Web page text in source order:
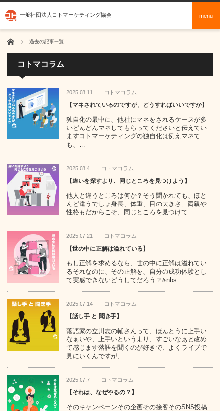
一般社団法人コトマーケティング協会 menu
ホーム 過去の記事一覧
コトマコラム
2025.08.11 コトマコラム
【マネされているのですが、どうすればいいですか】
独自化の最中に、他社にマネをされるケースが多
いどんどんマネしてもらってくださいと伝えてい
ますコトマーケティングの独自化は例えマネて
も、…
2025.08.4 コトマコラム
【違いを探すより、同じところを見つけよう】
他人と違うところは何か？そう聞かれても、ほと
んど違うでしょ身長、体重、目の大きさ、両親や
性格もだからこそ、同じところを見つけて…
2025.07.21 コトマコラム
【世の中に正解は溢れている】
もし正解を求めるなら、世の中に正解は溢れてい
るそれなのに、その正解を、自分の成功体験とし
て実感できないどうしてだろう？&nbs…
2025.07.14 コトマコラム
【話し手 と 聞き手】
落語家の立川志の輔さんって、ほんとうに上手い
なぁいや、上手いというより、すごいなぁと改め
て感じます落語を聞くのが好きで、よくライブで
見にいくんですが、…
2025.07.7 コトマコラム
【それは、なぜやるの？】
そのキャンペーンその企画その接客そのSNS投稿